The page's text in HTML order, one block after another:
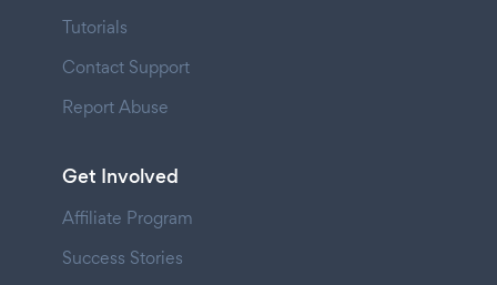
Tutorials
Contact Support
Report Abuse
Get Involved
Affiliate Program
Success Stories